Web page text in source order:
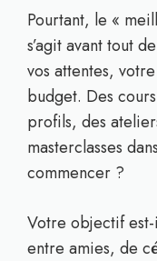
Pourtant, le «
s’agit avant tout
vos attentes,
budget. Des
profils, des
masterclasses
commencer ?
Votre objectif
entre amies, de